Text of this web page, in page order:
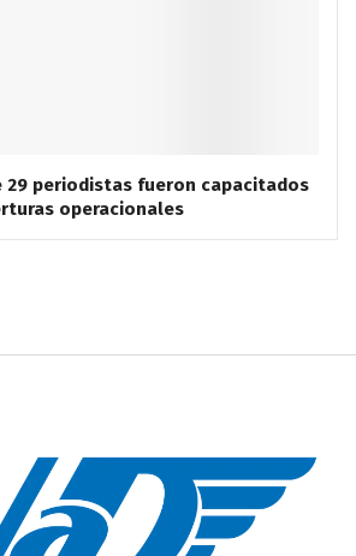
29 periodistas fueron capacitados
operacionales